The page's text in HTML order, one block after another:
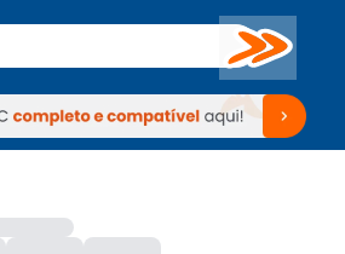
Buscar
Periféricos TV Venda no KaBuM!
TV Venda no KaBuM!